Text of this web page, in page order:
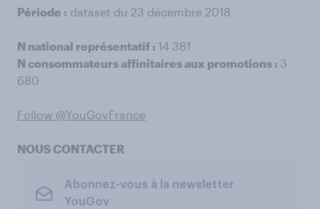
Période : dataset du 23 décembre 2018
N national représentatif : 14 381
N consommateurs affinitaires aux promotions : 3
680
Follow @YouGovFrance
NOUS CONTACTER
Abonnez-vous à la newsletter
YouGov